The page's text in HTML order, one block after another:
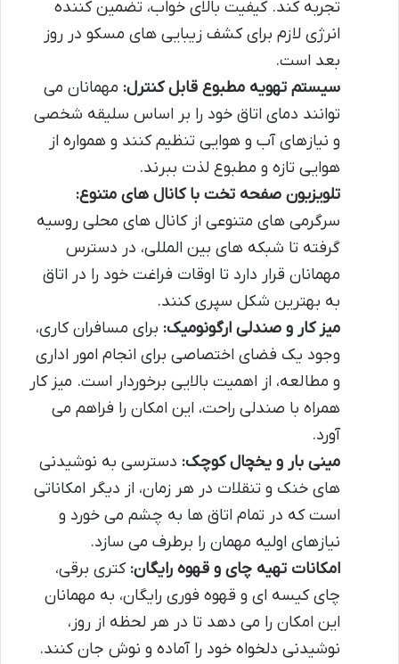
تجربه کند. کیفیت بالای خواب، تضمین کننده
انرژی لازم برای کشف زیبایی های مسکو در روز
بعد است.
سیستم تهویه مطبوع قابل کنترل: مهمانان می
توانند دمای اتاق خود را بر اساس سلیقه شخصی
و نیازهای آب و هوایی تنظیم کنند و همواره از
هوایی تازه و مطبوع لذت ببرند.
تلویزیون صفحه تخت با کانال های متنوع:
سرگرمی های متنوعی از کانال های محلی روسیه
گرفته تا شبکه های بین المللی، در دسترس
مهمانان قرار دارد تا اوقات فراغت خود را در اتاق
به بهترین شکل سپری کنند.
میز کار و صندلی ارگونومیک: برای مسافران کاری،
وجود یک فضای اختصاصی برای انجام امور اداری
و مطالعه، از اهمیت بالایی برخوردار است. میز کار
همراه با صندلی راحت، این امکان را فراهم می
آورد.
مینی بار و یخچال کوچک: دسترسی به نوشیدنی
های خنک و تنقلات در هر زمان، از دیگر امکاناتی
است که در تمام اتاق ها به چشم می خورد و
نیازهای اولیه مهمان را برطرف می سازد.
امکانات تهیه چای و قهوه رایگان: کتری برقی،
چای کیسه ای و قهوه فوری رایگان، به مهمانان
این امکان را می دهد تا در هر لحظه از روز،
نوشیدنی دلخواه خود را آماده و نوش جان کنند.